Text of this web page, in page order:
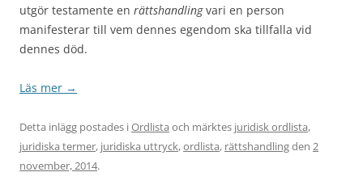
utgör testamente en rättshandlingvari en person
manifesterar till vem dennes egendom ska tillfalla vid
dennes död.
Läs mer →
Detta inlägg postades iOrdlista och märktes juridisk ordlista,
juridiska termer, juridiska uttryck,ordlista, rättshandlingden 2
november, 2014.